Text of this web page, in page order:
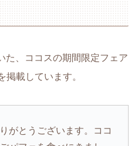
た、ココスの期間限定フェア
掲載しています。
がとうございます。ココ